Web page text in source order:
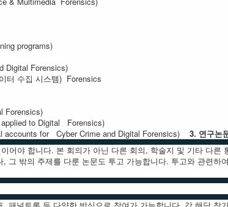
programs)
Digital Forensics)
터 수집 시스템) Forensics
Forensics)
applied to Digital Forensics)
accounts for Cyber Crime and Digital Forensics) 3. 연구논
어야 합니다. 본 회의가 아닌 다른 회의, 학술지 및 기타 다른
그 밖의 주제를 다룬 논문도 투고 가능합니다. 투고와 관련하